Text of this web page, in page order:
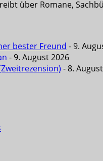
über Romane,
bester Freund - 9.
- 9. August 2026
- 8.